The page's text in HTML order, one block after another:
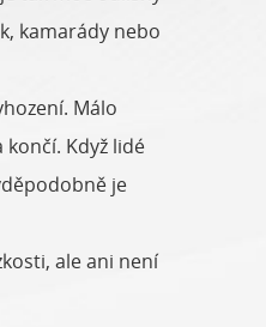
kamarády nebo
Málo
Když lidé
je
ale ani není